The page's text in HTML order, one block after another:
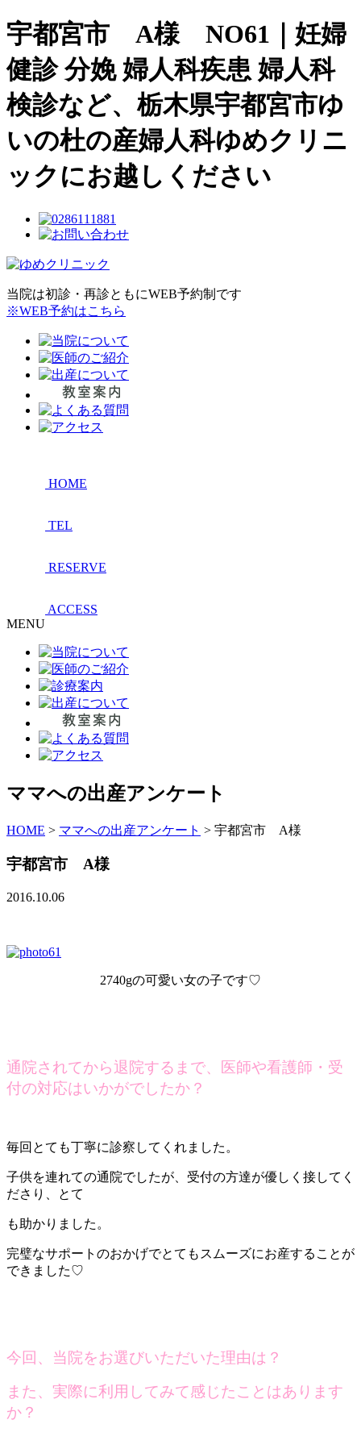
宇都宮市 A様 NO61｜妊婦
健診 分娩 婦人科疾患 婦人科
検診など、栃木県宇都宮市ゆ
いの杜の産婦人科ゆめクリニ
ックにお越しください
当院は初診・再診ともにWEB予約制です
※WEB予約はこちら
HOME
TEL
RESERVE
ACCESS
MENU
ママへの出産アンケート
HOME > ママへの出産アンケート > 宇都宮市 A様
宇都宮市 A様
2016.10.06
2740gの可愛い女の子です♡
通院されてから退院するまで、医師や看護師・受
付の対応はいかがでしたか？
毎回とても丁寧に診察してくれました。
子供を連れての通院でしたが、受付の方達が優しく接してく
ださり、とて
も助かりました。
完璧なサポートのおかげでとてもスムーズにお産することが
できました♡
今回、当院をお選びいただいた理由は？
また、実際に利用してみて感じたことはあります
か？